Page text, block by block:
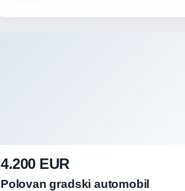
4.200 EUR
Polovan gradski automobil